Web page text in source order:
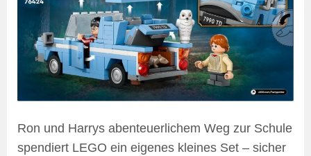
Ron und Harrys abenteuerlichem Weg zur Schule
spendiert LEGO ein eigenes kleines Set – sicher